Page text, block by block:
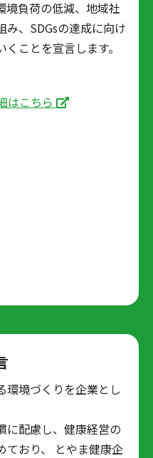
境負荷の低減、地域社
、SDGsの達成に向け
ことを宣言します。
はこちら
環境づくりを企業とし
に配慮し、健康経営の
おり、
とやま健康企